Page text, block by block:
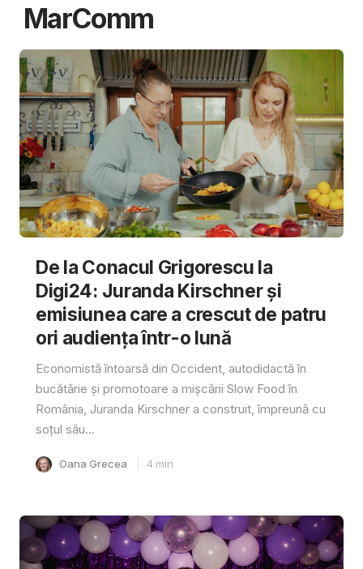
MarComm
De la Conacul Grigorescu la
Digi24: Juranda Kirschner și
emisiunea care a crescut de patru
ori audiența într-o lună
Economistă întoarsă din Occident, autodidactă în
bucătărie și promotoare a mișcării Slow Food în
România, Juranda Kirschner a construit, împreună cu
soțul său...
Oana Grecea 4 min